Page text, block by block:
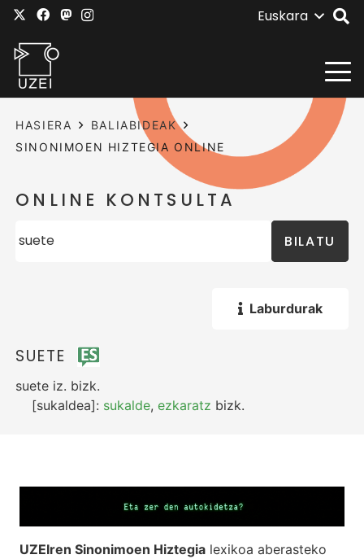
Euskara
HASIERA
BALIABIDEAK
SINONIMOEN HIZTEGIA ONLINE
ONLINE KONTSULTA
BILATU
Laburdurak
SUETE
suete iz. bizk.
[sukaldea]: sukalde,ezkaratz bizk.
UZEIren Sinonimoen Hiztegia lexikoa aberasteko